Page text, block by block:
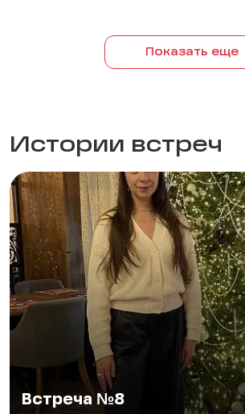
Показать еще
Истории встреч
Встреча №8